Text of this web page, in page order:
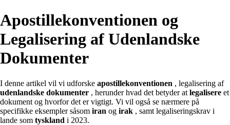
Apostillekonventionen og
Legalisering af Udenlandske
Dokumenter
I denne artikel vil vi udforske apostillekonventionen , legalisering af
udenlandske dokumenter , herunder hvad det betyder at legalisere et
dokument og hvorfor det er vigtigt. Vi vil også se nærmere på
specifikke eksempler såsom iran og irak , samt legaliseringskrav i
lande som tyskland i 2023.